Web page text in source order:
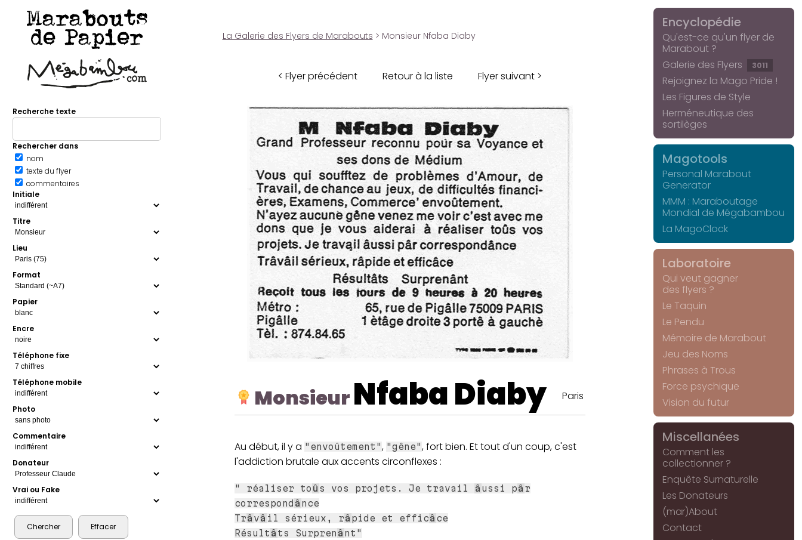
Marabouts
de Papier
Recherche texte
Rechercher dans
nom
texte du flyer
commentaires
Initiale
Titre
Lieu
Format
Papier
Encre
Téléphone fixe
Téléphone mobile
Photo
Commentaire
Donateur
Vrai ou Fake
La Galerie des Flyers de Marabouts > Monsieur Nfaba Diaby
< Flyer précédent Retour à la liste Flyer suivant >
MonsieurNfaba Diaby Paris
Au début, il y a "envoûtement", "gêne", fort bien. Et tout d'un coup, c'est
l'addiction brutale aux accents circonflexes :
" réaliser to û s vos projets. Je travail â ussi pâ r
correspond â nce
Trâ vâ il sérieux, râ pide et efficâ ce
Résultâ ts Surprenâ nt"
Encyclopédie
Qu'est-ce qu'un flyer de
Marabout ?
Galerie des Flyers
3011
Rejoignez la Mago Pride !
Les Figures de Style
Herméneutique des
sortilèges
Magotools
Personal Marabout
Generator
MMM : Maraboutage
Mondial de Mégabambou
La MagoClock
Laboratoire
Qui veut gagner
des flyers ?
Le Taquin
Le Pendu
Mémoire de Marabout
Jeu des Noms
Phrases à Trous
Force psychique
Vision du futur
Miscellanées
Comment les
collectionner ?
Enquête Surnaturelle
Les Donateurs
(mar)About
Contact